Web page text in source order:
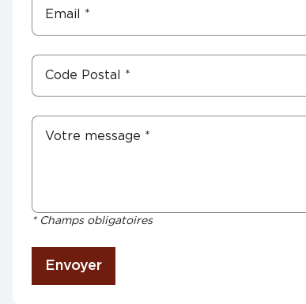
* Champs obligatoires
Envoyer